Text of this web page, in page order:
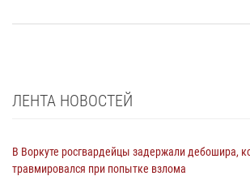
ЛЕНТА НОВОСТЕЙ
В Воркуте росгвардейцы задержали дебошира,
травмировался при попытке взлома